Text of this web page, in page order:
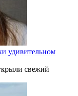
удивительном
свежий